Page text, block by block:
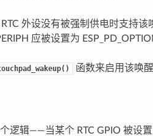
外设没有被强制供电时支持该
应被设置为
函数来启用该唤醒
逻辑——当某个 RTC GPIO 被设